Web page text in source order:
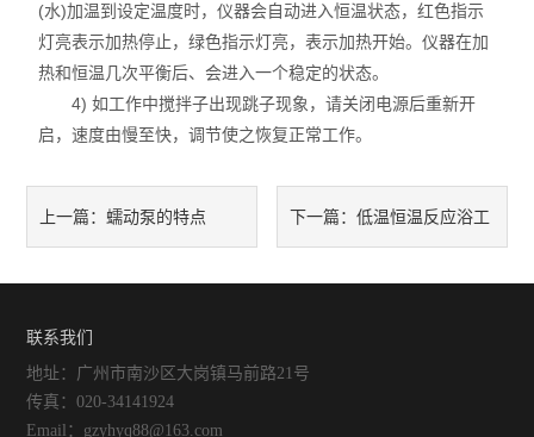
低温冷却液循环泵
高低温循环装置
低温反应浴/恒温槽
旋片式真空泵
显微熔点测定仪
蠕动泵
(水)加温到设定温度时，仪器会自动进入恒温状态，红色指示
灯亮表示加热停止，绿色指示灯亮，表示加热开始。仪器在加
热和恒温几次平衡后、会进入一个稳定的状态。
4) 如工作中搅拌子出现跳子现象，请关闭电源后重新开
启，速度由慢至快，调节使之恢复正常工作。
上一篇：蠕动泵的特点 下一篇： 低温恒温反应浴工
联系我们
地址：广州市南沙区大岗镇马前路21号
传真：020-34141924
Email：gzyhyq88@163.com